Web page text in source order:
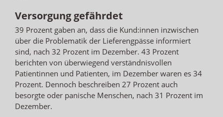
Versorgung gefährdet
39 Prozent gaben an, dass die Kund:innen inzwischen
über die Problematik der Lieferengpässe informiert
sind, nach 32 Prozent im Dezember. 43 Prozent
berichten von überwiegend verständnisvollen
Patientinnen und Patienten, im Dezember waren es 34
Prozent. Dennoch beschreiben 27 Prozent auch
besorgte oder panische Menschen, nach 31 Prozent im
Dezember.